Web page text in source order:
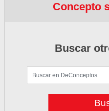
Concepto
Buscar